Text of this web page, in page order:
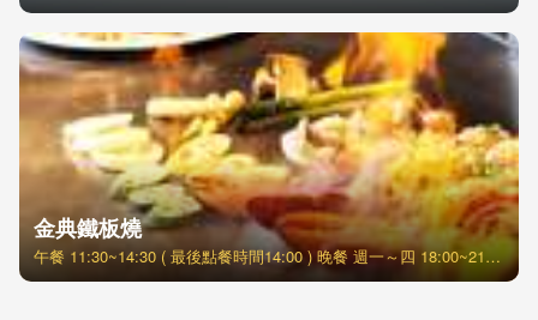
金典鐵板燒
午餐 11:30~14:30 ( 最後點餐時間14:00 ) 晚餐 週一～四 18:00~21:30 (最後點餐時間21:00) 週五～日 分2梯次 17:30~19:20 19:30~21:30